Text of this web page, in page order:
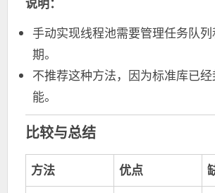
手动实现线程池需要管理任务队
期。
不推荐这种方法，因为标准库已
能。
比较与总结
方法 优点